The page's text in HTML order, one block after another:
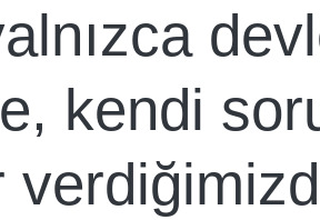
kendi